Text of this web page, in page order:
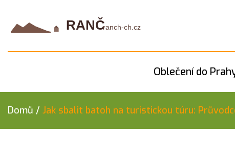
Oblečení do
Domů / Jak sbalit batoh na turistickou túru: